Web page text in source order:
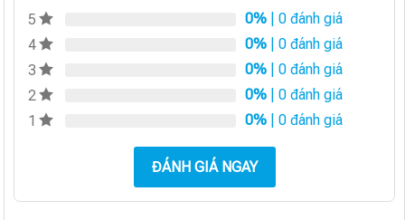
5 0% | 0 đánh giá
4
0% | 0 đánh giá
3
0% | 0 đánh giá
2
0% | 0 đánh giá
1
0% | 0 đánh giá
ĐÁNH GIÁ NGAY